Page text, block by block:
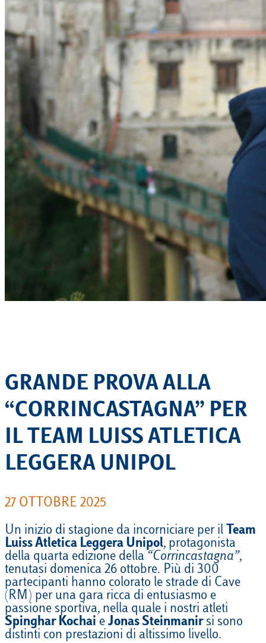
GRANDE PROVA ALLA
“CORRINCASTAGNA” PER
IL TEAM LUISS ATLETICA
LEGGERA UNIPOL
27 OTTOBRE 2025
Un inizio di stagione da incorniciare per il Team
Luiss Atletica Leggera Unipol, protagonista
della quarta edizione della “Corrincastagna”,
tenutasi domenica 26 ottobre. Più di 300
partecipanti hanno colorato le strade di Cave
(RM) per una gara ricca di entusiasmo e
passione sportiva, nella quale i nostri atleti
Spinghar Kochai e Jonas Steinmanirsi sono
distinti con prestazioni di altissimo livello.